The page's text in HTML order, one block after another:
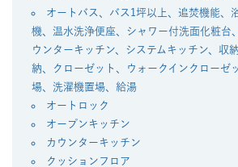
オートバス、バス1坪以上、追焚機能、
機、温水洗浄便座、シャワー付洗面化粧台
ウンターキッチン、システムキッチン、収
納、クローゼット、ウォークインクローゼ
場、洗濯機置場、給湯
オートロック
オープンキッチン
カウンターキッチン
クッションフロア